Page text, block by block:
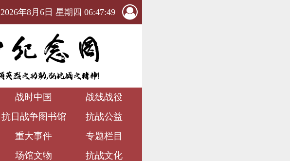
2026年8月6日 星期四 06:47:50
战时中国
战线战役
抗日战争图书馆
抗战公益
重大事件
专题栏目
场馆文物 抗战文化